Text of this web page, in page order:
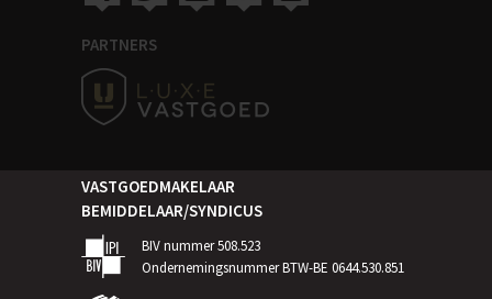
PARTNERS
VASTGOEDMAKELAAR
BEMIDDELAAR/SYNDICUS
BIV nummer 508.523
Ondernemingsnummer BTW-BE 0644.530.851